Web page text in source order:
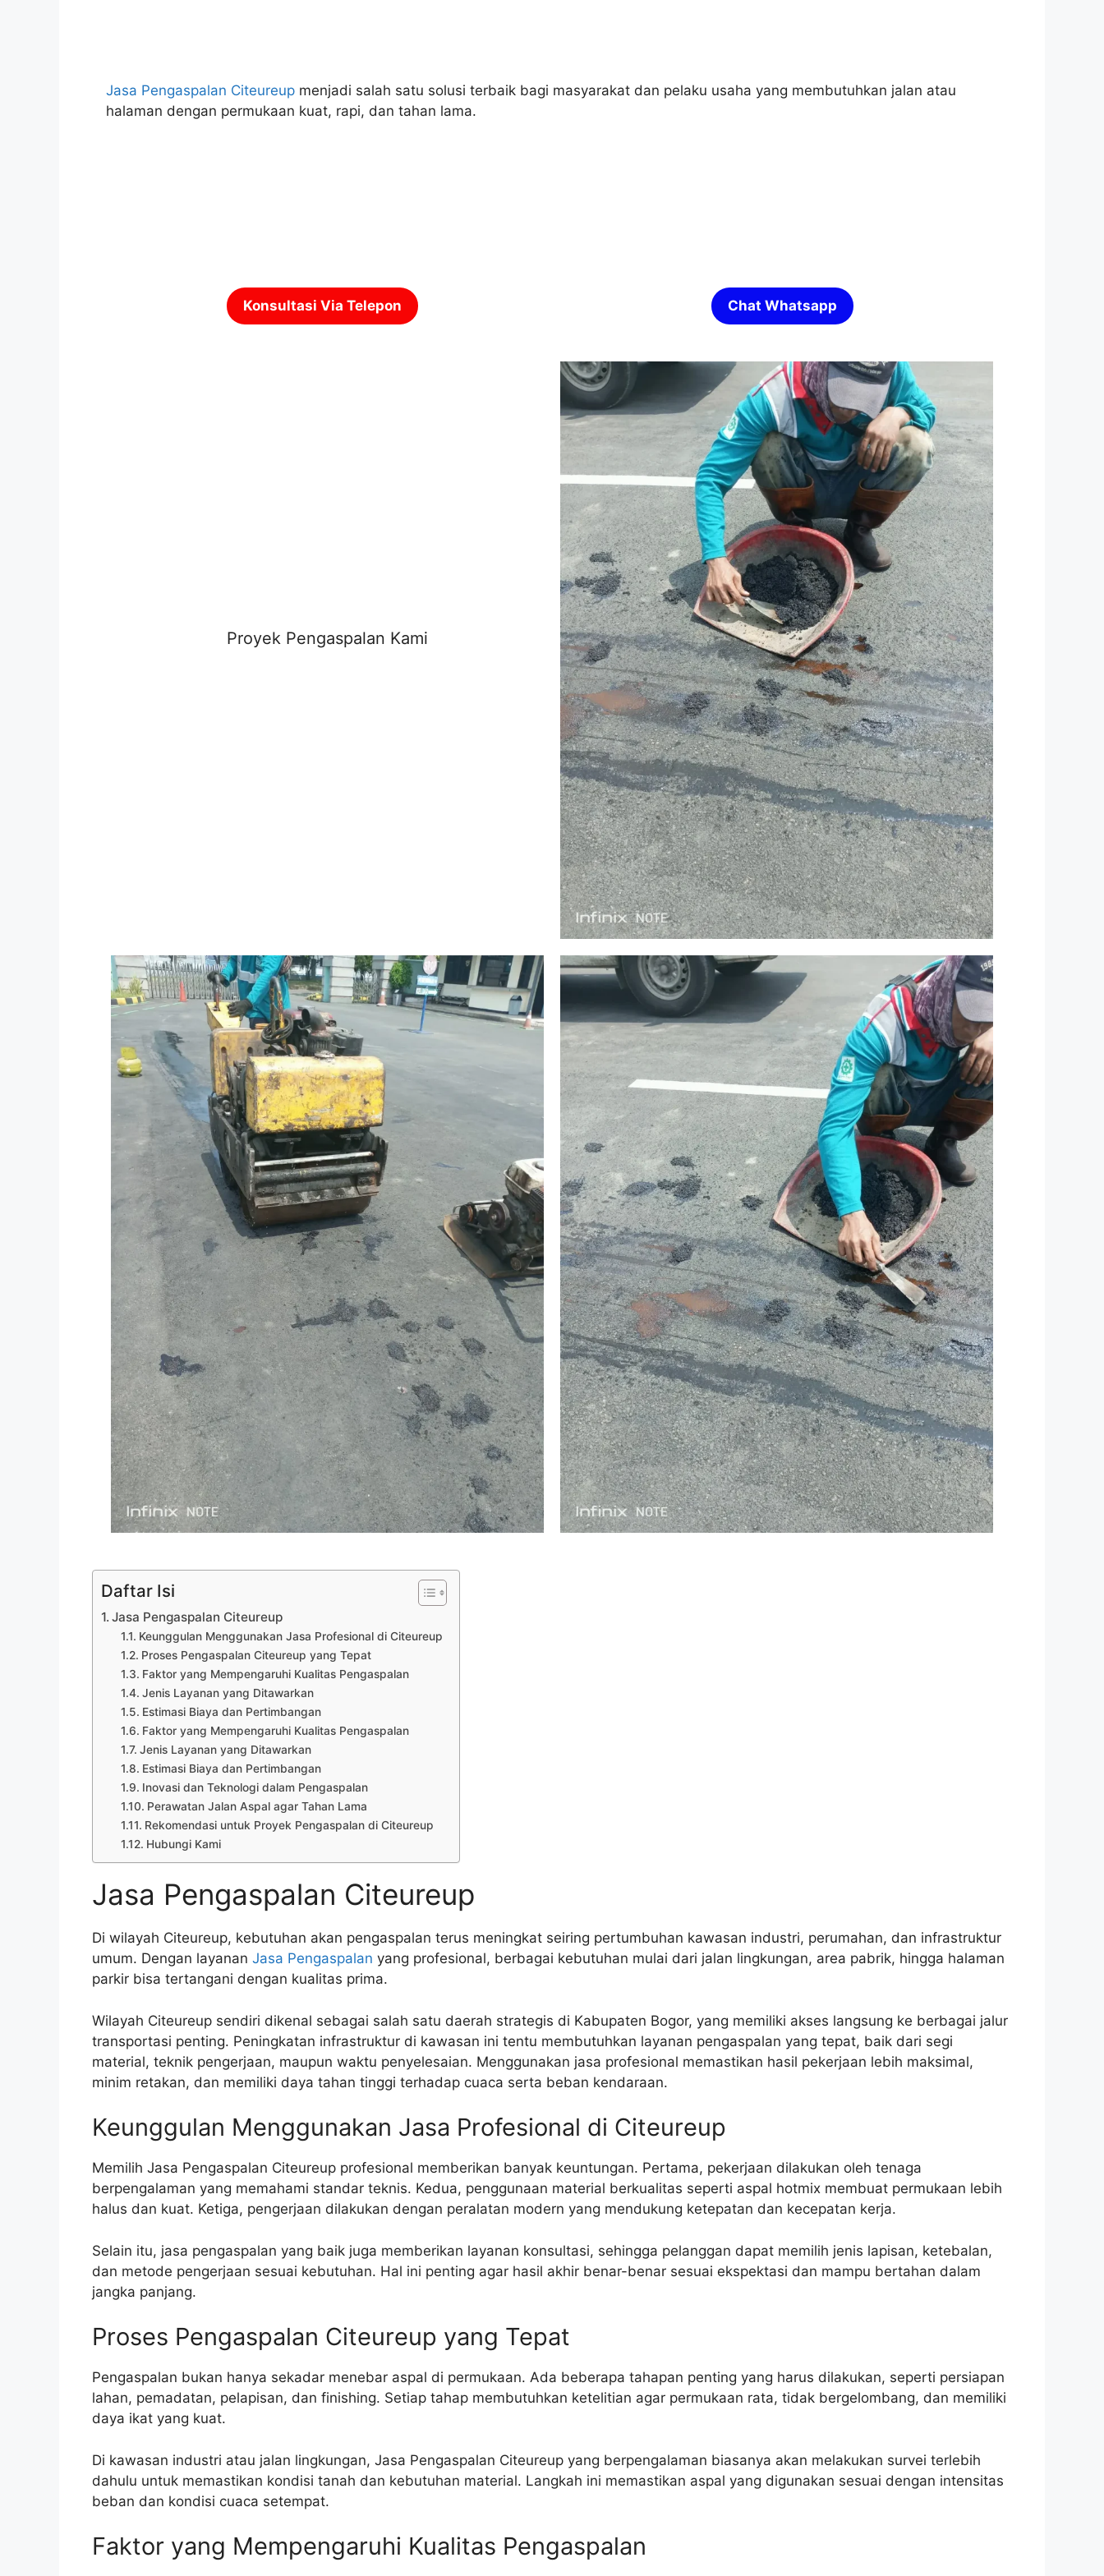
Jasa Pengaspalan Citeureup menjadi salah satu solusi terbaik bagi masyarakat dan pelaku usaha yang membutuhkan jalan atau
halaman dengan permukaan kuat, rapi, dan tahan lama.
Konsultasi Via Telepon Chat Whatsapp
Proyek Pengaspalan Kami
Daftar Isi
Jasa Pengaspalan Citeureup
Keunggulan Menggunakan Jasa Profesional di Citeureup
Proses Pengaspalan Citeureup yang Tepat
Faktor yang Mempengaruhi Kualitas Pengaspalan
Jenis Layanan yang Ditawarkan
Estimasi Biaya dan Pertimbangan
Faktor yang Mempengaruhi Kualitas Pengaspalan
Jenis Layanan yang Ditawarkan
Estimasi Biaya dan Pertimbangan
Inovasi dan Teknologi dalam Pengaspalan
Perawatan Jalan Aspal agar Tahan Lama
Rekomendasi untuk Proyek Pengaspalan di Citeureup
Hubungi Kami
Jasa Pengaspalan Citeureup
Di wilayah Citeureup, kebutuhan akan pengaspalan terus meningkat seiring pertumbuhan kawasan industri, perumahan, dan infrastruktur
umum. Dengan layanan Jasa Pengaspalan yang profesional, berbagai kebutuhan mulai dari jalan lingkungan, area pabrik, hingga halaman
parkir bisa tertangani dengan kualitas prima.
Wilayah Citeureup sendiri dikenal sebagai salah satu daerah strategis di Kabupaten Bogor, yang memiliki akses langsung ke berbagai jalur
transportasi penting. Peningkatan infrastruktur di kawasan ini tentu membutuhkan layanan pengaspalan yang tepat, baik dari segi
material, teknik pengerjaan, maupun waktu penyelesaian. Menggunakan jasa profesional memastikan hasil pekerjaan lebih maksimal,
minim retakan, dan memiliki daya tahan tinggi terhadap cuaca serta beban kendaraan.
Keunggulan Menggunakan Jasa Profesional di Citeureup
Memilih Jasa Pengaspalan Citeureup profesional memberikan banyak keuntungan. Pertama, pekerjaan dilakukan oleh tenaga
berpengalaman yang memahami standar teknis. Kedua, penggunaan material berkualitas seperti aspal hotmix membuat permukaan lebih
halus dan kuat. Ketiga, pengerjaan dilakukan dengan peralatan modern yang mendukung ketepatan dan kecepatan kerja.
Selain itu, jasa pengaspalan yang baik juga memberikan layanan konsultasi, sehingga pelanggan dapat memilih jenis lapisan, ketebalan,
dan metode pengerjaan sesuai kebutuhan. Hal ini penting agar hasil akhir benar-benar sesuai ekspektasi dan mampu bertahan dalam
jangka panjang.
Proses Pengaspalan Citeureup yang Tepat
Pengaspalan bukan hanya sekadar menebar aspal di permukaan. Ada beberapa tahapan penting yang harus dilakukan, seperti persiapan
lahan, pemadatan, pelapisan, dan finishing. Setiap tahap membutuhkan ketelitian agar permukaan rata, tidak bergelombang, dan memiliki
daya ikat yang kuat.
Di kawasan industri atau jalan lingkungan, Jasa Pengaspalan Citeureup yang berpengalaman biasanya akan melakukan survei terlebih
dahulu untuk memastikan kondisi tanah dan kebutuhan material. Langkah ini memastikan aspal yang digunakan sesuai dengan intensitas
beban dan kondisi cuaca setempat.
Faktor yang Mempengaruhi Kualitas Pengaspalan